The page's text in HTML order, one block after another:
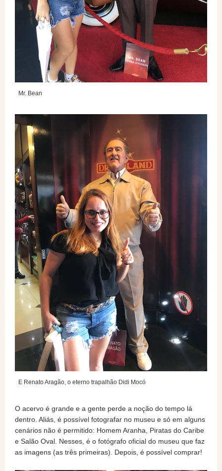
Mr. Bean
E Renato Aragão, o eterno trapalhão Didi Mocó
O acervo é grande e a gente perde a noção do tempo lá
dentro. Aliás, é possível fotografar no museu e só em alguns
cenários não é permitido: Homem Aranha, Piratas do Caribe
e Salão Oval. Nesses, é o fotógrafo oficial do museu que faz
as imagens (as três primeiras). Depois, é possível comprar!